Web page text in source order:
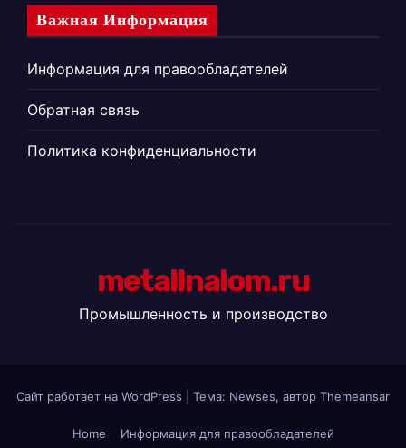
Важная Информация
Информация для правообладателей
Обратная связь
Политика конфиденциальности
metallnalom.ru
Промышленность и производство
Сайт работает на WordPress Тема: Newses, автор Themeansar
Home Информация для правообладателей